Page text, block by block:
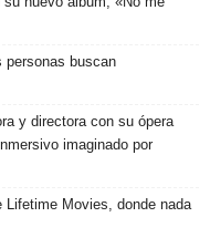
personas buscan
y directora con su ópera
imaginado por
Lifetime Movies, donde nada